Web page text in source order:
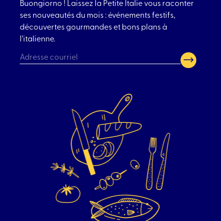
Buongiorno ! Laissez la Petite Italie vous raconter
ses nouveautés du mois : événements festifs,
découvertes gourmandes et bons plans à
l’italienne.